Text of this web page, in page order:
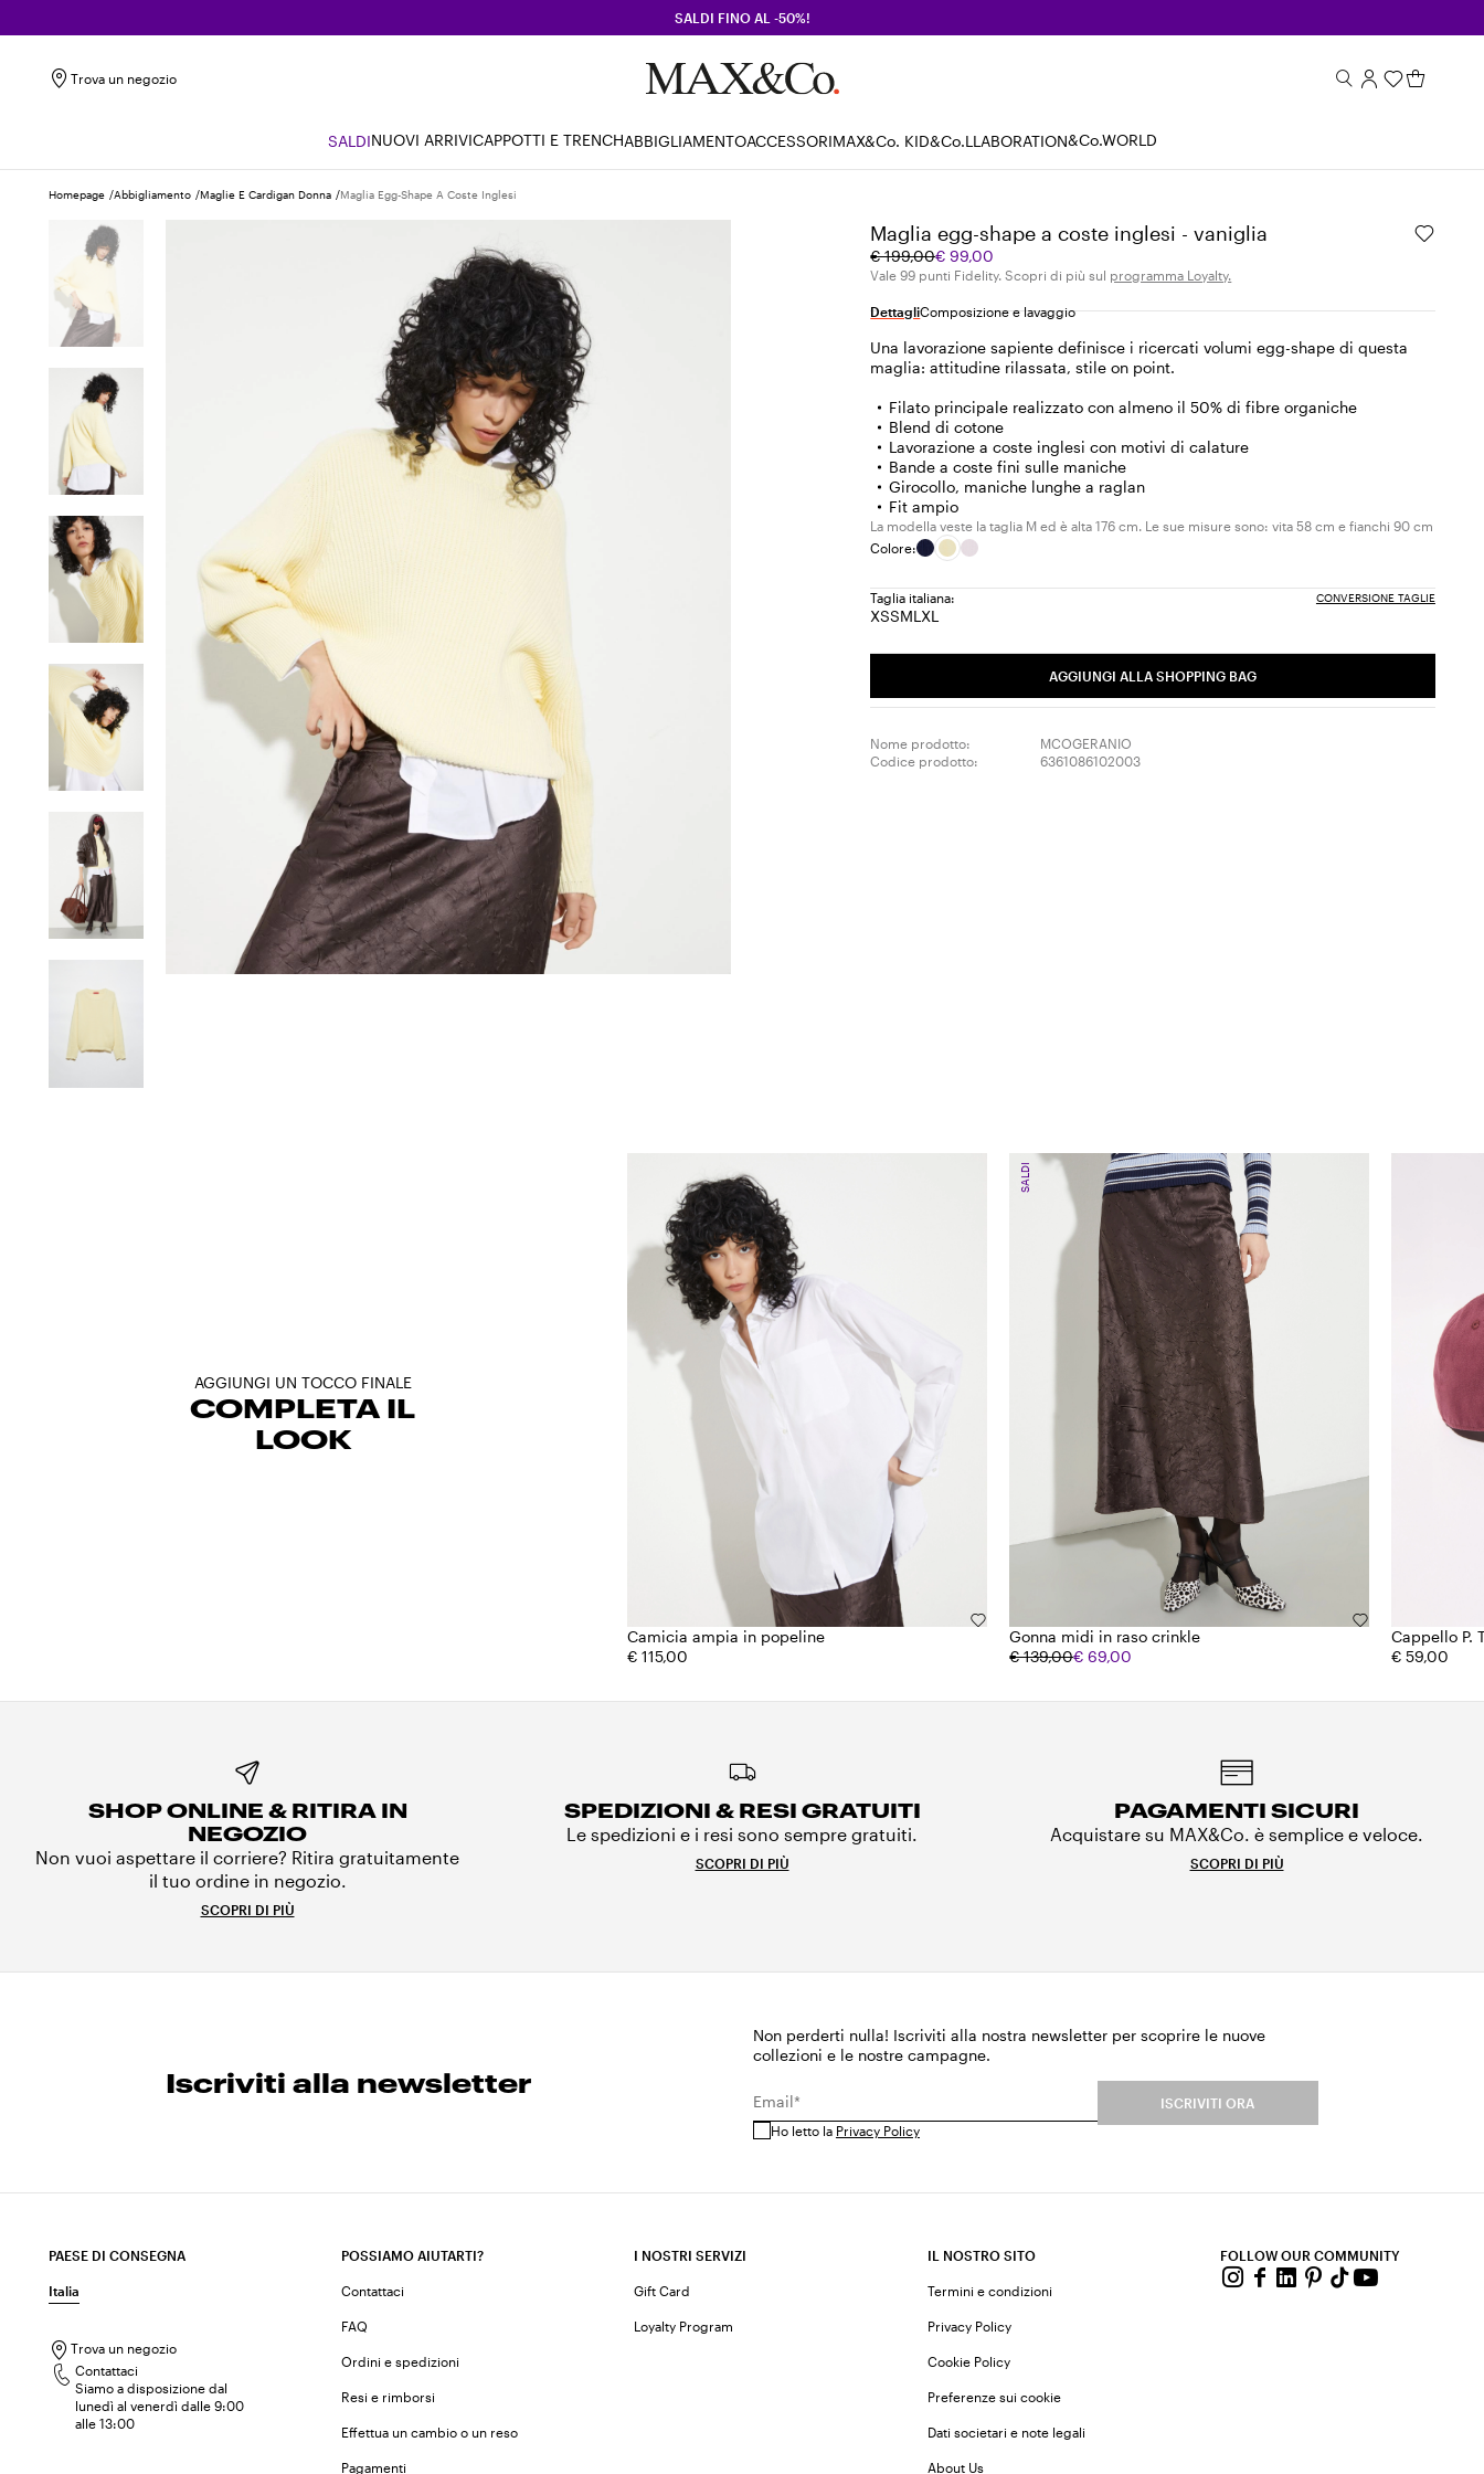
SALDI FINO AL -50%!
Trova un negozio
SALDINUOVI ARRIVICAPPOTTI E TRENCHABBIGLIAMENTOACCESSORIMAX&Co. KID&Co.LLABORATION&Co.WORLD
Homepage Abbigliamento Maglie E Cardigan Donna Maglia Egg-Shape A Coste Inglesi
Maglia egg-shape a coste inglesi - vaniglia
€ 199,00€ 99,00
Prezzo
originale
199,00
Prezzo
corrente
99,00
Vale 99 punti Fidelity. Scopri di più sul programma Loyalty.
DettagliComposizione e lavaggio
Una lavorazione sapiente definisce i ricercati volumi egg-shape di questa
maglia: attitudine rilassata, stile on point.
Filato principale realizzato con almeno il 50% di fibre organiche
Blend di cotone
Lavorazione a coste inglesi con motivi di calature
Bande a coste fini sulle maniche
Girocollo, maniche lunghe a raglan
Fit ampio
La modella veste la taglia M ed è alta 176 cm. Le sue misure sono: vita 58 cm e fianchi 90 cm
Colore:
Taglia italiana: CONVERSIONE TAGLIE
XSTaglia:
STaglia:
MTaglia:
LTaglia:
XLTaglia:
AGGIUNGI ALLA SHOPPING BAG
Nome prodotto:
MCOGERANIO
Codice prodotto:
6361086102003
AGGIUNGI UN TOCCO FINALE
COMPLETA IL
LOOK
Camicia ampia in popeline
€ 115,00
Gonna midi in raso crinkle
€ 139,00€ 69,00
SALDI
Cappello P.
€ 59,00
SHOP ONLINE & RITIRA IN
NEGOZIO
Non vuoi aspettare il corriere? Ritira gratuitamente
il tuo ordine in negozio.
SCOPRI DI PIÙ
SPEDIZIONI & RESI GRATUITI
Le spedizioni e i resi sono sempre gratuiti.
SCOPRI DI PIÙ
PAGAMENTI SICURI
Acquistare su MAX&Co. è semplice e veloce.
SCOPRI DI PIÙ
Iscriviti alla newsletter
Non perderti nulla! Iscriviti alla nostra newsletter per scoprire le nuove
collezioni e le nostre campagne.
Email*
Ho letto la Privacy Policy
ISCRIVITI ORA
PAESE DI CONSEGNA
Italia
Trova un negozio
Contattaci
Siamo a disposizione dal
lunedì al venerdì dalle 9:00
alle 13:00
POSSIAMO AIUTARTI?
Contattaci
FAQ
Ordini e spedizioni
Resi e rimborsi
Effettua un cambio o un reso
Pagamenti
I NOSTRI SERVIZI
Gift Card
Loyalty Program
IL NOSTRO SITO
Termini e condizioni
Privacy Policy
Cookie Policy
Preferenze sui cookie
Dati societari e note legali
About Us
FOLLOW OUR COMMUNITY